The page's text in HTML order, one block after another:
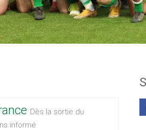
Dès la sortie du
informé